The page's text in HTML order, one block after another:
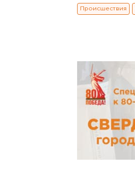
Происшествия